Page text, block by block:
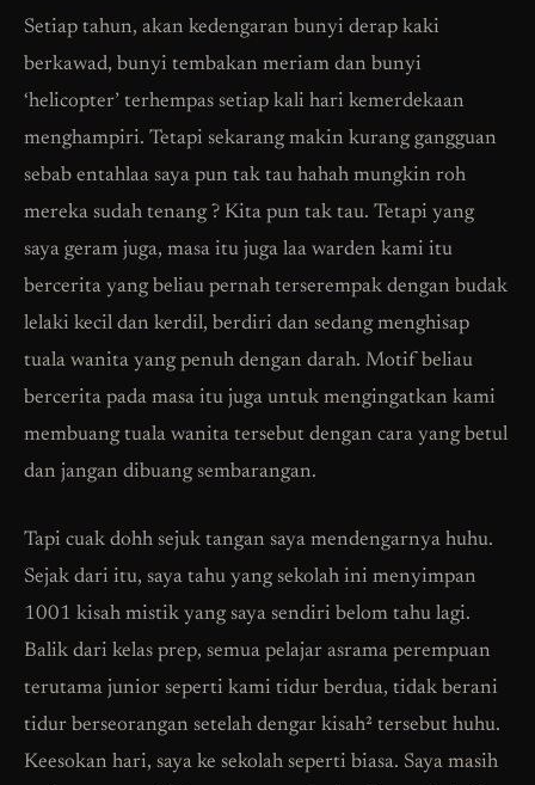
Setiap tahun, akan kedengaran bunyi derap kaki
berkawad, bunyi tembakan meriam dan bunyi
‘helicopter’ terhempas setiap kali hari kemerdekaan
menghampiri. Tetapi sekarang makin kurang gangguan
sebab entahlaa saya pun tak tau hahah mungkin roh
mereka sudah tenang ? Kita pun tak tau. Tetapi yang
saya geram juga, masa itu juga laa warden kami itu
bercerita yang beliau pernah terserempak dengan budak
lelaki kecil dan kerdil, berdiri dan sedang menghisap
tuala wanita yang penuh dengan darah. Motif beliau
bercerita pada masa itu juga untuk mengingatkan kami
membuang tuala wanita tersebut dengan cara yang betul
dan jangan dibuang sembarangan.
Tapi cuak dohh sejuk tangan saya mendengarnya huhu.
Sejak dari itu, saya tahu yang sekolah ini menyimpan
1001 kisah mistik yang saya sendiri belom tahu lagi.
Balik dari kelas prep, semua pelajar asrama perempuan
terutama junior seperti kami tidur berdua, tidak berani
tidur berseorangan setelah dengar kisah² tersebut huhu.
Keesokan hari, saya ke sekolah seperti biasa. Saya masih